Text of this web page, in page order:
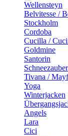
Wellensteyn
Belvitesse /
Stockholm
Cordoba
Cucilla /
Goldmine
Santorin
Schneezauber
Tivana /
Yoga
Winterjacken
Angels
Lara
Cici